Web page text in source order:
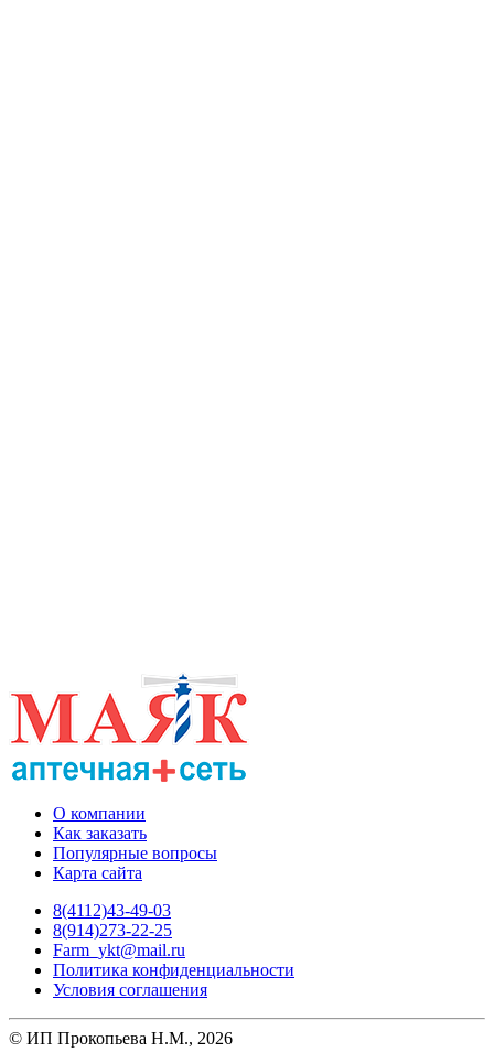
О компании
Как заказать
Популярные вопросы
Карта сайта
8(4112)43-49-03
8(914)273-22-25
Farm_ykt@mail.ru
Политика конфиденциальности
Условия соглашения
© ИП Прокопьева Н.М., 2026